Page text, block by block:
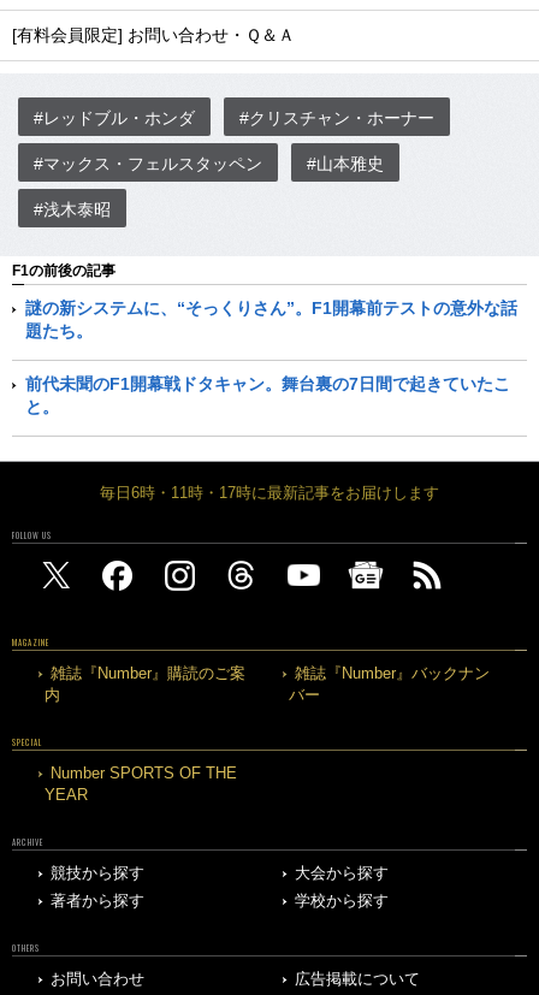
[有料会員限定] お問い合わせ・Ｑ＆Ａ
#レッドブル・ホンダ #クリスチャン・ホーナー
#マックス・フェルスタッペン #山本雅史
#浅木泰昭
F1の前後の記事
謎の新システムに、“そっくりさん”。F1開幕前テストの意外な話
題たち。
前代未聞のF1開幕戦ドタキャン。舞台裏の7日間で起きていたこ
と。
毎日6時・11時・17時に最新記事をお届けします
FOLLOW US
MAGAZINE
雑誌『Number』購読のご案
内
雑誌『Number』バックナン
バー
SPECIAL
Number SPORTS OF THE
YEAR
ARCHIVE
競技から探す
大会から探す
著者から探す
学校から探す
OTHERS
お問い合わせ 広告掲載について